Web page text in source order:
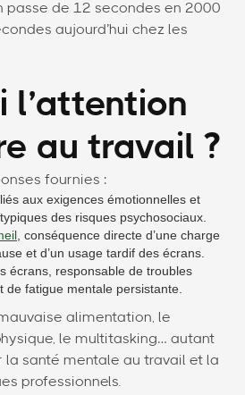
passe de 12 secondes en 2000
aujourd’hui chez les
l’attention
au travail ?
fournies :
aux exigences émotionnelles et
des risques psychosociaux.
, conséquence directe d’une charge
et d’un usage tardif des écrans.
écrans, responsable de troubles
de fatigue mentale persistante.
alimentation, le
le multitasking… autant
santé mentale au travail et la
professionnels.